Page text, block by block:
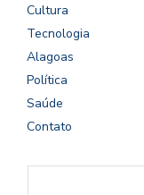
Cultura
Tecnologia
Alagoas
Política
Saúde
Contato